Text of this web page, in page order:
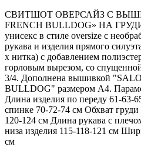
СВИТШОТ ОВЕРСАЙЗ С
FRENCH BULLDOG» НА
унисекс в стиле oversize с
рукава и изделия прямого
х нитка) с добавлением
горловым вырезом, со
3/4. Дополнена вышивкой
BULLDOG" размером А4.
Длина изделия по переду 61-63-
спинке 70-72-74 см Обхват
120-124 см Длина рукава с
низа изделия 115-118-121 см
см